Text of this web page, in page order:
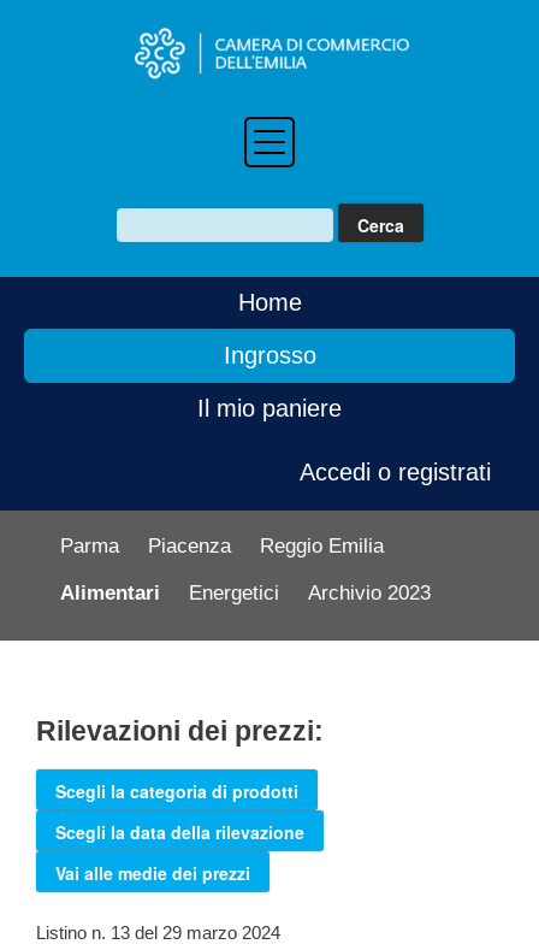
Home
Ingrosso
Il mio paniere
Accedi o registrati
Parma Piacenza Reggio Emilia
Alimentari Energetici Archivio 2023
Rilevazioni dei prezzi:
Scegli la categoria di prodotti
Scegli la data della rilevazione
Vai alle medie dei prezzi
Listino n. 13 del 29 marzo 2024